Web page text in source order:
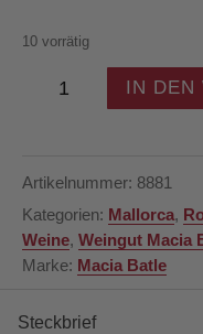
10 vorrätig
-
2019
Crianza
Trocken
Cuvee
IN
Artikelnummer: 8881
Kategorien: Mallorca,
Weine, Weingut Macia
Marke: Macia Batle
Steckbrief